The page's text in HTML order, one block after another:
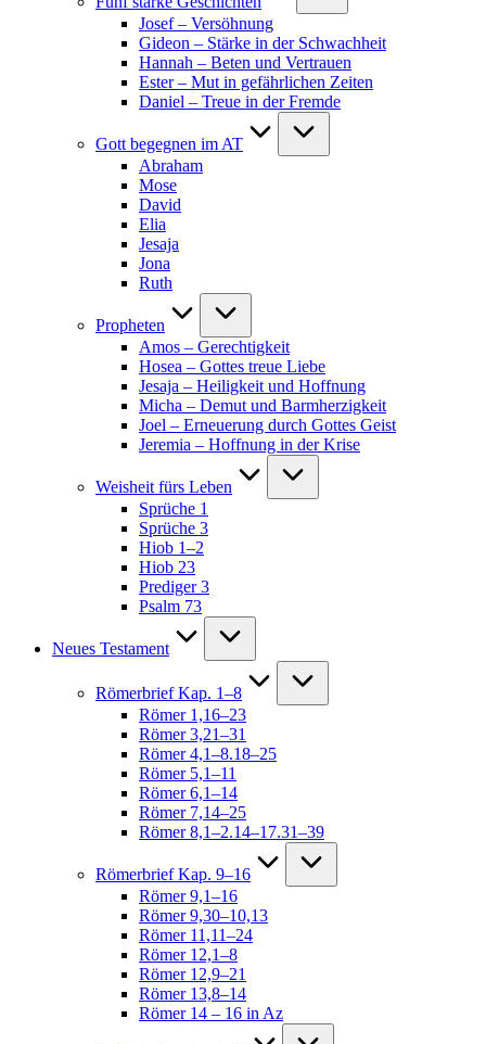
Josef – Versöhnung
Gideon – Stärke in der Schwachheit
Hannah – Beten und Vertrauen
Ester – Mut in gefährlichen Zeiten
Daniel – Treue in der Fremde
Gott begegnen im AT
Abraham
Mose
David
Elia
Jesaja
Jona
Ruth
Propheten
Amos – Gerechtigkeit
Hosea – Gottes treue Liebe
Jesaja – Heiligkeit und Hoffnung
Micha – Demut und Barmherzigkeit
Joel – Erneuerung durch Gottes Geist
Jeremia – Hoffnung in der Krise
Weisheit fürs Leben
Sprüche 1
Sprüche 3
Hiob 1–2
Hiob 23
Prediger 3
Psalm 73
Neues Testament
Römerbrief Kap. 1–8
Römer 1,16–23
Römer 3,21–31
Römer 4,1–8.18–25
Römer 5,1–11
Römer 6,1–14
Römer 7,14–25
Römer 8,1–2.14–17.31–39
Römerbrief Kap. 9–16
Römer 9,1–16
Römer 9,30–10,13
Römer 11,11–24
Römer 12,1–8
Römer 12,9–21
Römer 13,8–14
Römer 14 – 16 in Az